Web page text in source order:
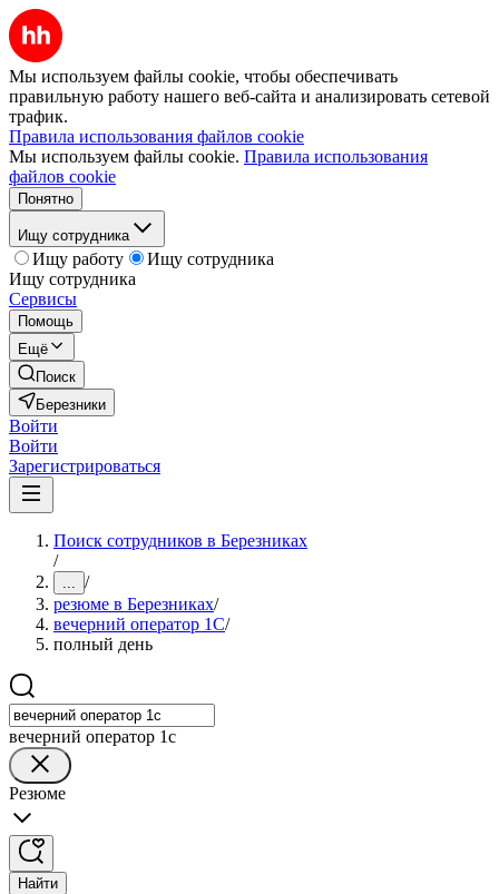
Мы используем файлы cookie, чтобы обеспечивать
правильную работу нашего веб-сайта и анализировать сетевой
трафик.
Правила использования файлов cookie
Мы используем файлы cookie. Правила использования
файлов cookie
Понятно
Ищу сотрудника
Ищу работу
Ищу сотрудника
Ищу сотрудника
Сервисы
Помощь
Ещё
Поиск
Березники
Войти
Войти
Зарегистрироваться
Поиск сотрудников в Березниках
/
... /
резюме в Березниках/
вечерний оператор 1С/
полный день
вечерний оператор 1с
Резюме
Найти